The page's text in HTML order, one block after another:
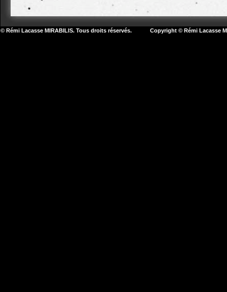
© Rémi Lacasse MIRABILIS. Tous droits réservés. Copyright © Rémi Lacasse